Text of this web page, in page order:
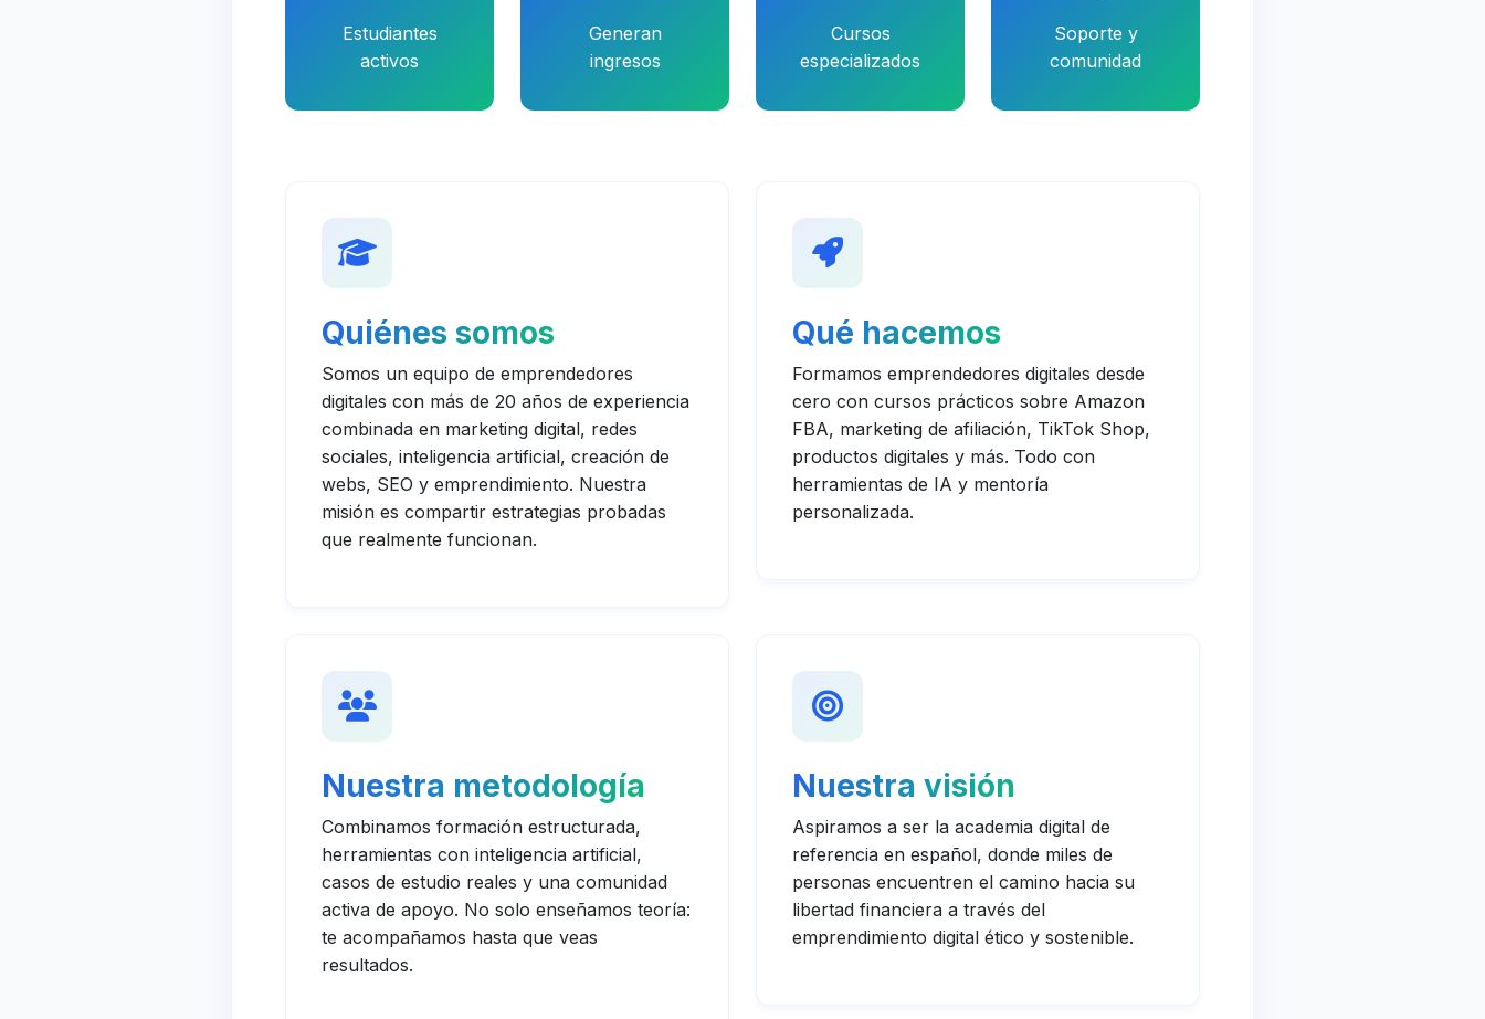
Estudiantes
activos
Generan
ingresos
Cursos
especializados
Soporte y
comunidad
Quiénes somos
Somos un equipo de emprendedores
digitales con más de 20 años de experiencia
combinada en marketing digital, redes
sociales, inteligencia artificial, creación de
webs, SEO y emprendimiento. Nuestra
misión es compartir estrategias probadas
que realmente funcionan.
Qué hacemos
Formamos emprendedores digitales desde
cero con cursos prácticos sobre Amazon
FBA, marketing de afiliación, TikTok Shop,
productos digitales y más. Todo con
herramientas de IA y mentoría
personalizada.
Nuestra metodología
Combinamos formación estructurada,
herramientas con inteligencia artificial,
casos de estudio reales y una comunidad
activa de apoyo. No solo enseñamos teoría:
te acompañamos hasta que veas
resultados.
Nuestra visión
Aspiramos a ser la academia digital de
referencia en español, donde miles de
personas encuentren el camino hacia su
libertad financiera a través del
emprendimiento digital ético y sostenible.